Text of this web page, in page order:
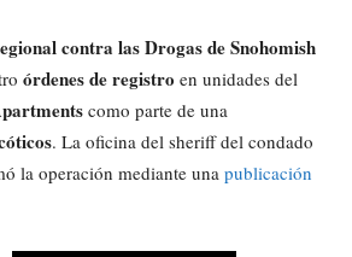
contra las Drogas de Snohomish
órdenes de registro en unidades del
como parte de una
. La oficina del sheriff del condado
la operación mediante una publicación